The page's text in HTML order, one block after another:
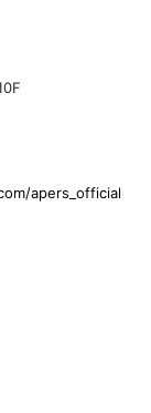
apers_official